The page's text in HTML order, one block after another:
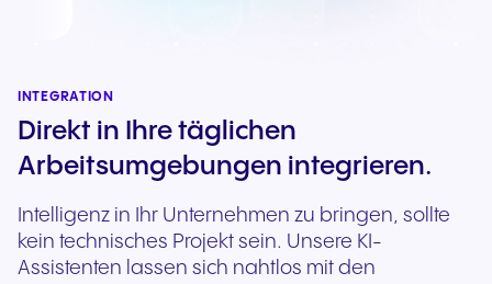
INTEGRATION
Direkt in Ihre täglichen
Arbeitsumgebungen integrieren.
Intelligenz in Ihr Unternehmen zu bringen, sollte
kein technisches Projekt sein. Unsere KI-
Assistenten lassen sich nahtlos mit den